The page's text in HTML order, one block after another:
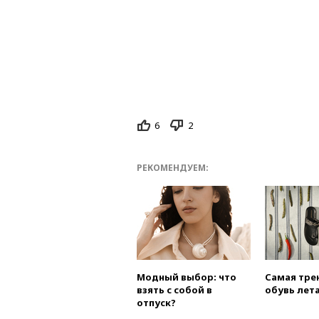
6 2
РЕКОМЕНДУЕМ:
Модный выбор: что
взять с собой в
отпуск?
Самая
обувь